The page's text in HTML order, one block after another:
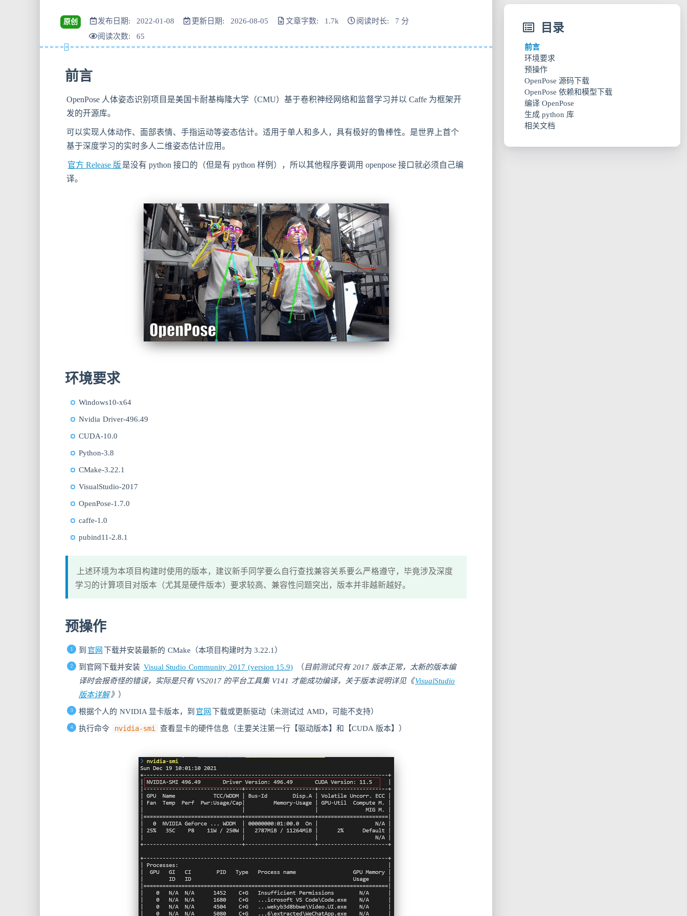
原创 发布日期: 2022-01-08 更新日期: 2026-08-05 文章字数: 1.7k
阅读时长: 7 分
阅读次数:65
前言
OpenPose 人体姿态识别项目是美国卡耐基梅隆大学（CMU）基于卷积神经网络和监督学习并以 Caffe 为框架开
发的开源库。
可以实现人体动作、面部表情、手指运动等姿态估计。适用于单人和多人，具有极好的鲁棒性。是世界上首个
基于深度学习的实时多人二维姿态估计应用。
官方 Release 版 是没有 python 接口的（但是有 python 样例），所以其他程序要调用 openpose 接口就必须自己编
译。
环境要求
Windows10-x64
Nvidia Driver-496.49
CUDA-10.0
Python-3.8
CMake-3.22.1
VisualStudio-2017
OpenPose-1.7.0
caffe-1.0
pubind11-2.8.1
上述环境为本项目构建时使用的版本，建议新手同学要么自行查找兼容关系要么严格遵守，毕竟涉及深度
学习的计算项目对版本（尤其是硬件版本）要求较高、兼容性问题突出，版本并非越新越好。
预操作
到 官网 下载并安装最新的 CMake（本项目构建时为 3.22.1）
到官网下载并安装 Visual Studio Community 2017 (version 15.9) （ 目前测试只有 2017 版本正常，太新的版本编
译时会报奇怪的错误，实际是只有 VS2017 的平台工具集 V141 才能成功编译，关于版本说明详见《VisualStudio
版本详解》 ）
根据个人的 NVIDIA 显卡版本，到 官网 下载或更新驱动（未测试过 AMD，可能不支持）
执行命令 nvidia-smi 查看显卡的硬件信息（主要关注第一行【驱动版本】和【CUDA 版本】）
目录
前言
环境要求
预操作
OpenPose 源码下载
OpenPose 依赖和模型下载
编译 OpenPose
生成 python 库
相关文档